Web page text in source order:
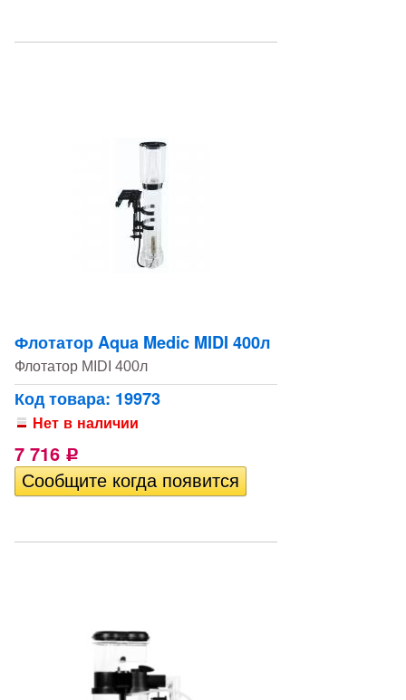
Флотатор Aqua Medic MIDI 400л
Флотатор MIDI 400л
Код товара: 19973
Нет в наличии
7 716 Р